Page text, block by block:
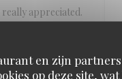
en zijn partners
op deze site,
appreciated.